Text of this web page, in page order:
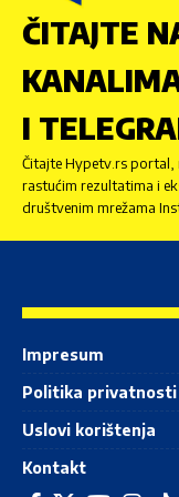
ČITAJTE
I
Čitajte Hypetv.rs portal,
rastućim rezultatima i
društvenim mrežama
Impresum
Politika privatnosti
Uslovi korištenja
Kontakt